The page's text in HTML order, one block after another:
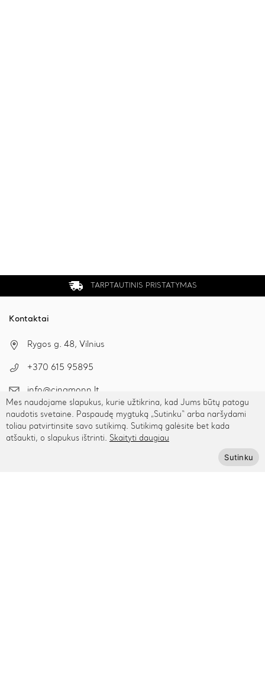
TARPTAUTINIS PRISTATYMAS
Kontaktai
Rygos g. 48, Vilnius
+370 615 95895
info@cinamonn.lt
Informacija
Mes naudojame slapukus, kurie užtikrina, kad Jums būtų patogu
naudotis svetaine. Paspaudę mygtuką „Sutinku“ arba naršydami
toliau patvirtinsite savo sutikimą. Sutikimą galėsite bet kada
atšaukti, o slapukus ištrinti. Skaityti daugiau
Sutinku